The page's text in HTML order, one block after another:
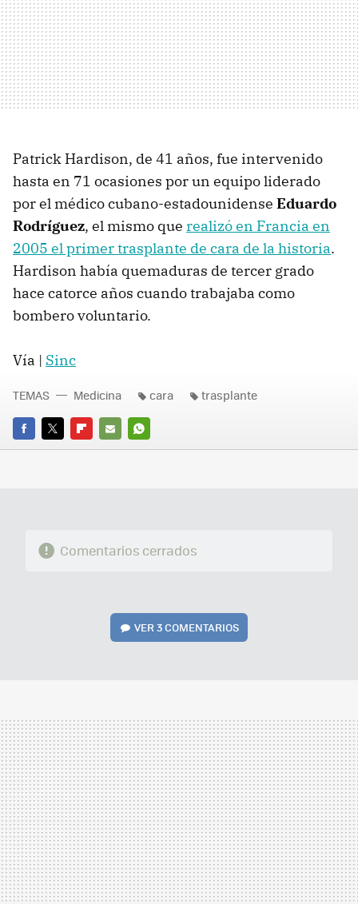
Patrick Hardison, de 41 años, fue intervenido
hasta en 71 ocasiones por un equipo liderado
por el médico cubano-estadounidense Eduardo
Rodríguez, el mismo que realizó en Francia en
2005 el primer trasplante de cara de la historia.
Hardison había quemaduras de tercer grado
hace catorce años cuando trabajaba como
bombero voluntario.
Vía | Sinc
FACEBOOK
TWITTERFLIPBOARD
E-
WHATSAPP
TEMAS Medicina cara trasplante
Comentarios cerrados
VER3 COMENTARIOS